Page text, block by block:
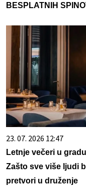
BESPLATNIH
23. 07. 2026 12:47
Letnje večeri u
Zašto sve više ljudi
pretvori u druženje